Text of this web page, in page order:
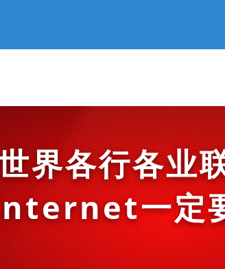
界各行各业
一定